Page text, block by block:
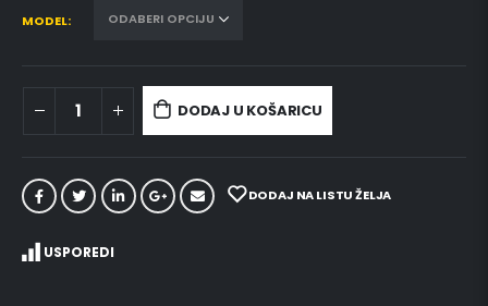
MODEL
DODAJ U KOŠARICU
DODAJ NA LISTU ŽELJA
USPOREDI